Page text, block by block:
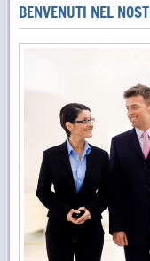
BENVENUTI NEL